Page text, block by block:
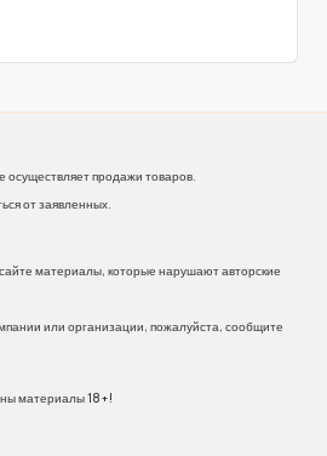
осуществляет продажи товаров.
от заявленных.
материалы, которые нарушают авторские
или организации, пожалуйста, сообщите
материалы 18+!